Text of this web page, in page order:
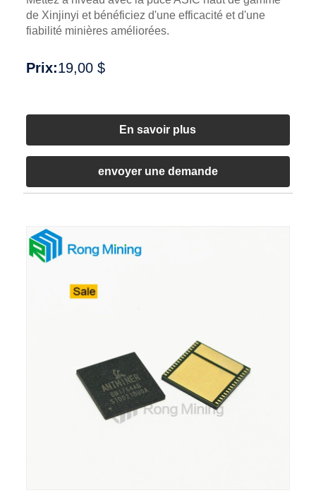
de Xinjinyi et bénéficiez d'une efficacité et d'une
fiabilité minières améliorées.
Prix:19,00 $
En savoir plus
envoyer une demande